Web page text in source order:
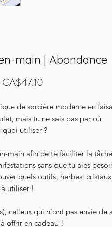
main | Abondance
CA$47.10
de sorcière moderne en
mais tu ne sais pas par où
quoi utiliser ?
main afin de te faciliter la tâche
sans que tu aies
quels outils, herbes,
à utiliser !
celleux qui n'ont pas envie de
offrir en cadeau !